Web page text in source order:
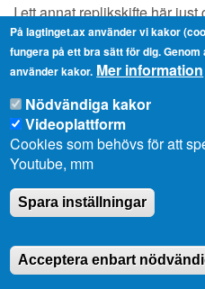
I ett annat replikskifte här
register. Min uppfattning är att
inom det nordiska pågår.
ministerrådet, men nu också
här lyfts ju hela tiden. Hur kan
nu, att man flyttar mellan
läkare eller något sådant så
tar med mig i mitt arbete inom
På lagtinget.ax använder vi kakor
fungera på ett bra sätt för dig.
använder kakor. Mer information
Nödvändiga kakor
Videoplattform
Cookies som behövs för att
Youtube, mm
Spara inställningar
Acceptera enbart